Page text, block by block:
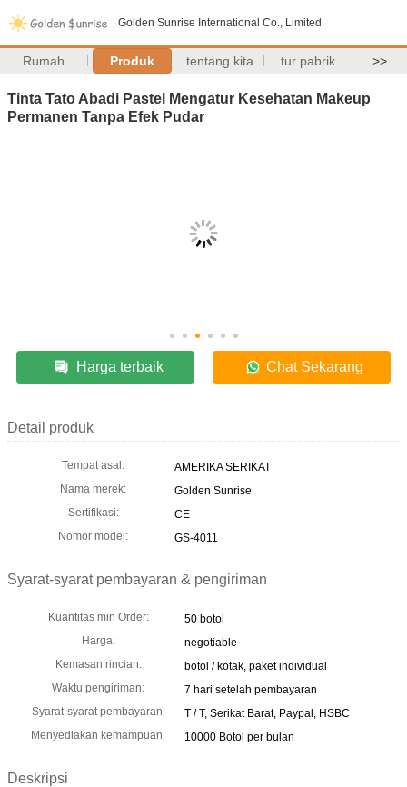
Golden Sunrise International Co., Limited
Rumah Produk tentang kita tur pabrik >>
Tinta Tato Abadi Pastel Mengatur Kesehatan Makeup
Permanen Tanpa Efek Pudar
Harga terbaik Chat Sekarang
Detail produk
Tempat asal:
AMERIKA SERIKAT
Nama merek:
Golden Sunrise
Sertifikasi:
CE
Nomor model:
GS-4011
Syarat-syarat pembayaran & pengiriman
Kuantitas min Order:
50 botol
Harga:
negotiable
Kemasan rincian:
botol / kotak, paket individual
Waktu pengiriman:
7 hari setelah pembayaran
Syarat-syarat pembayaran:
T / T, Serikat Barat, Paypal, HSBC
Menyediakan kemampuan:
10000 Botol per bulan
Deskripsi